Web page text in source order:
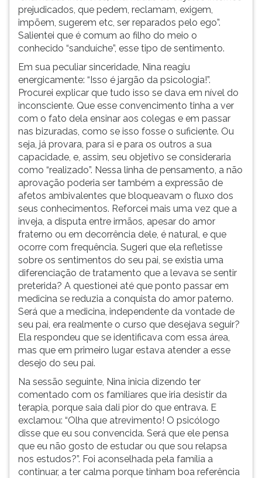
prejudicados, que pedem, reclamam, exigem,
impõem, sugerem etc, ser reparados pelo ego”.
Salientei que é comum ao filho do meio o
conhecido “sanduíche”, esse tipo de sentimento.
Em sua peculiar sinceridade, Nina reagiu
energicamente: “Isso é jargão da psicologia!”.
Procurei explicar que tudo isso se dava em nível do
inconsciente. Que esse convencimento tinha a ver
com o fato dela ensinar aos colegas e em passar
nas bizuradas, como se isso fosse o suficiente. Ou
seja, já provara, para si e para os outros a sua
capacidade, e, assim, seu objetivo se consideraria
como “realizado”. Nessa linha de pensamento, a não
aprovação poderia ser também a expressão de
afetos ambivalentes que bloqueavam o fluxo dos
seus conhecimentos. Reforcei mais uma vez que a
inveja, a disputa entre irmãos, apesar do amor
fraterno ou em decorrência dele, é natural, e que
ocorre com frequência. Sugeri que ela refletisse
sobre os sentimentos do seu pai, se existia uma
diferenciação de tratamento que a levava se sentir
preterida? A questionei até que ponto passar em
medicina se reduzia a conquista do amor paterno.
Será que a medicina, independente da vontade de
seu pai, era realmente o curso que desejava seguir?
Ela respondeu que se identificava com essa área,
mas que em primeiro lugar estava atender a esse
desejo do seu pai.
Na sessão seguinte, Nina inicia dizendo ter
comentado com os familiares que iria desistir da
terapia, porque saia dali pior do que entrava. E
exclamou: “Olha que atrevimento! O psicólogo
disse que eu sou convencida. Será que ele pensa
que eu não gosto de estudar ou que sou relapsa
nos estudos?”. Foi aconselhada pela família a
continuar, a ter calma porque tinham boa referência